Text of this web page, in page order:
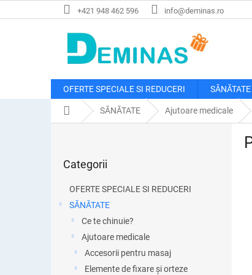
la
+421 948 462 596 info@deminas.ro
OFERTE SPECIALE SI REDUCERI SĂNĂTATE
Acasă SĂNĂTATE Ajutoare medicale
peste
Categorii
OFERTE SPECIALE SI REDUCERI
SĂNĂTATE
Ce te chinuie?
Ajutoare medicale
Accesorii pentru masaj
Elemente de fixare și orteze